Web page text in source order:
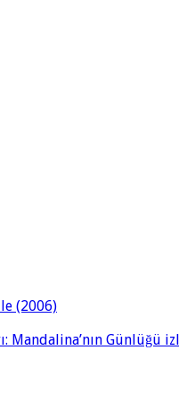
(2006)
Mandalina’nın Günlüğü